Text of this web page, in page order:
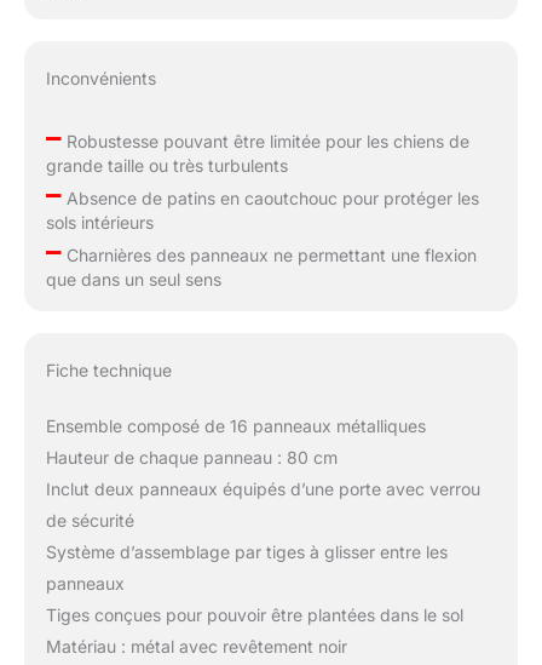
Inconvénients
–Robustesse pouvant être limitée pour les chiens de
grande taille ou très turbulents
–Absence de patins en caoutchouc pour protéger les
sols intérieurs
–Charnières des panneaux ne permettant une flexion
que dans un seul sens
Fiche technique
Ensemble composé de 16 panneaux métalliques
Hauteur de chaque panneau : 80 cm
Inclut deux panneaux équipés d’une porte avec verrou
de sécurité
Système d’assemblage par tiges à glisser entre les
panneaux
Tiges conçues pour pouvoir être plantées dans le sol
Matériau : métal avec revêtement noir